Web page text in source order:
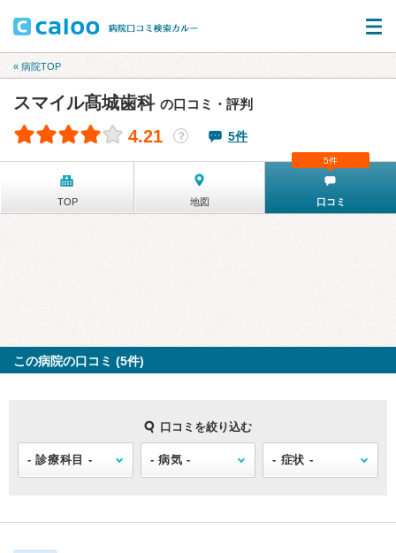
« 病院TOP
スマイル髙城歯科 の口コミ・評判
4.21 ？ 5件
TOP 地図 口コミ
5件
この病院の口コミ (5件)
口コミを絞り込む